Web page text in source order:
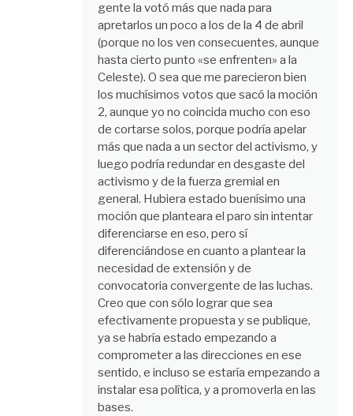
gente la votó más que nada para
apretarlos un poco a los de la 4 de abril
(porque no los ven consecuentes, aunque
hasta cierto punto «se enfrenten» a la
Celeste). O sea que me parecieron bien
los muchísimos votos que sacó la moción
2, aunque yo no coincida mucho con eso
de cortarse solos, porque podría apelar
más que nada a un sector del activismo, y
luego podría redundar en desgaste del
activismo y de la fuerza gremial en
general. Hubiera estado buenísimo una
moción que planteara el paro sin intentar
diferenciarse en eso, pero sí
diferenciándose en cuanto a plantear la
necesidad de extensión y de
convocatoria convergente de las luchas.
Creo que con sólo lograr que sea
efectivamente propuesta y se publique,
ya se habría estado empezando a
comprometer a las direcciones en ese
sentido, e incluso se estaría empezando a
instalar esa política, y a promoverla en las
bases.